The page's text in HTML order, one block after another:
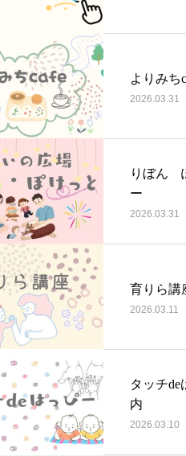
よりみち
2026.03.31
りぼん
ー
2026.03.31
育りら講
2026.03.11
タッチ
内
2026.03.10